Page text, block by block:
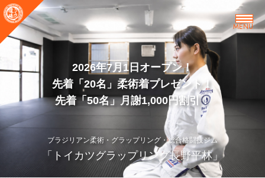
MENU
2026年7月1日オープン！
先着「20名」柔術着プレゼント！
先着「50名」月謝1,000円割引！
ブラジリアン柔術・グラップリング・総合格闘技ジム
「トイカツグラップリング長野平林」